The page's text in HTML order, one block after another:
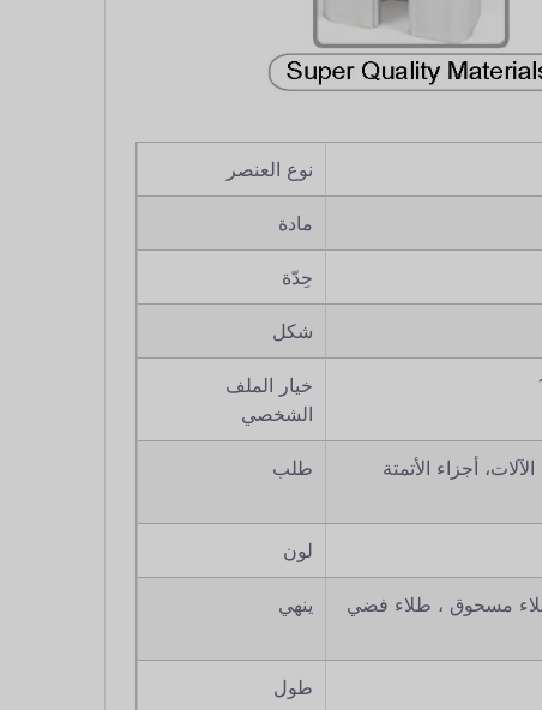
نوع العنصر
مادة
حِدّة
شكل
خيار الملف
الشخصي
طلب
أجزاء الأتمتة،
لون
ينهي
مسحوق ، طلاء فضي
طول